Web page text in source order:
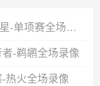
WNBA全明星单项赛投篮之星-单项赛全场录像
-鹈鹕全场录像
热火全场录像